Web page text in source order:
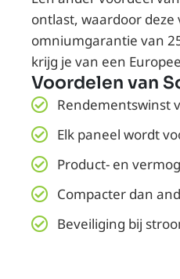
ontlast, waardoor
omniumgarantie van
krijg je van een
Voordelen van
Rendementswinst
Elk paneel wordt
Product- en
Compacter dan
Beveiliging bij